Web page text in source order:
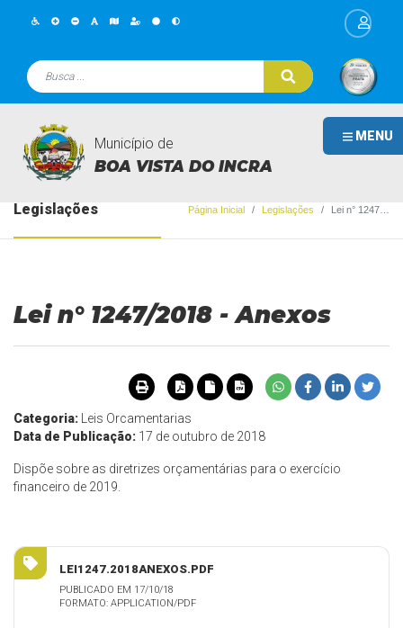
MENU
Município de
BOA VISTA DO INCRA
Legislações Página Inicial Legislações Lei n° 1247/2018 - Anexos
Lei n° 1247/2018 - Anexos
Categoria:
Leis Orcamentarias
Data de Publicação: 17 de outubro de 2018
Dispõe sobre as diretrizes orçamentárias para o exercício
financeiro de 2019.
LEI1247.2018ANEXOS.PDF
PUBLICADO EM 17/10/18
FORMATO: APPLICATION/PDF